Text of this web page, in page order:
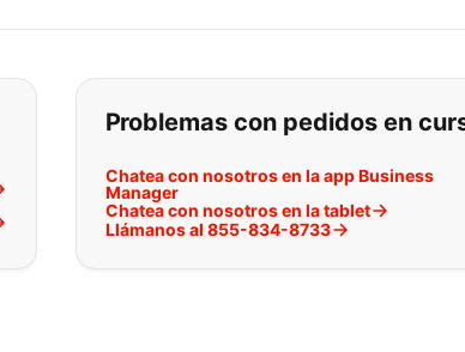
está buscando:
Problemas con pedidos en
Chatea con nosotros en la app Business
Manager
Chatea con nosotros en la tablet
Llámanos al 855-834-8733